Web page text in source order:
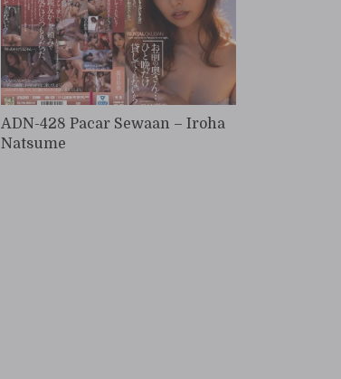
ADN-428 Pacar Sewaan – Iroha
Natsume